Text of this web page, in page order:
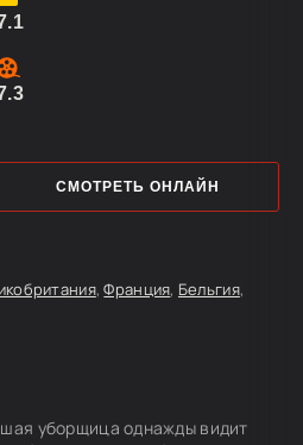
,Франция, Бельгия,
уборщица однажды видит
СМОТРЕТЬ ОНЛАЙН